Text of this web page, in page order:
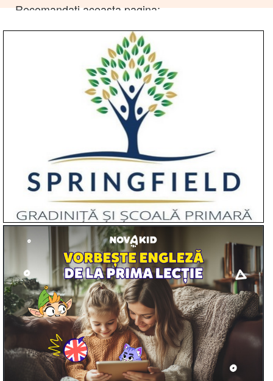
Recomandati aceasta pagina: